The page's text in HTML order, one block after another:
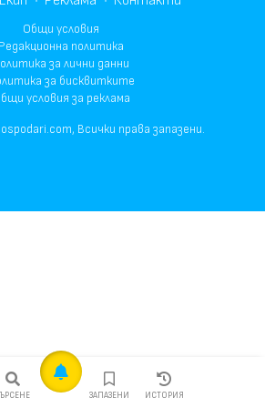
ЗАПАЗЕНИ ИСТОРИЯ
Общи условия
Редакционна политика
за лични данни
за бисквитките
условия за реклама
Всички права запазени.